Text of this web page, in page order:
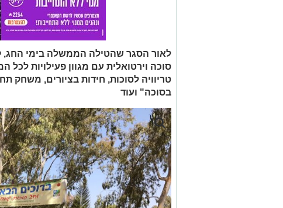
לאור הסגר שהטילה הממשלה בימי החג,
סוכה וירטואלית עם מגוון פעילויות לכל
טריוויה לסוכות, חידות בציורים, משחק
בסוכה" ועוד